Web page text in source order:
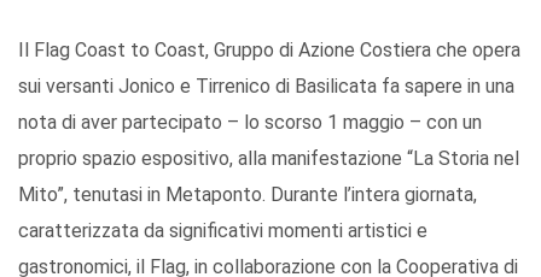
Il Flag Coast to Coast, Gruppo di Azione Costiera che opera
sui versanti Jonico e Tirrenico di Basilicata fa sapere in una
nota di aver partecipato – lo scorso 1 maggio – con un
proprio spazio espositivo, alla manifestazione “La Storia nel
Mito”, tenutasi in Metaponto. Durante l’intera giornata,
caratterizzata da significativi momenti artistici e
gastronomici, il Flag, in collaborazione con la Cooperativa di